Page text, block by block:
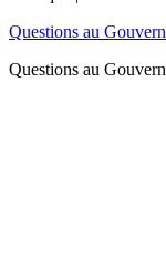
Questions au
Questions au